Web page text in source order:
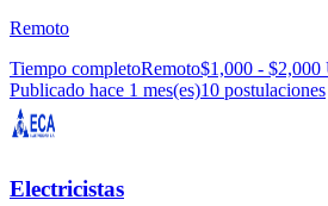
Remoto
Tiempo completoRemoto$1,000 - $2,000
Publicado hace 1 mes(es)10 postulaciones
Electricistas